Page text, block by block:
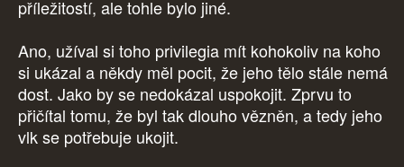
příležitostí, ale tohle bylo jiné.
Ano, užíval si toho privilegia mít kohokoliv na koho
si ukázal a někdy měl pocit, že jeho tělo stále nemá
dost. Jako by se nedokázal uspokojit. Zprvu to
přičítal tomu, že byl tak dlouho vězněn, a tedy jeho
vlk se potřebuje ukojit.